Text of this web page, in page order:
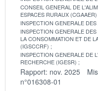
CONSEIL GENERAL DE
ESPACES RURAUX (CGAAER)
INSPECTION GENERALE
INSPECTION GENERALE
LA CONSOMMATION ET DE
(IGSCCRF)
INSPECTION GENERALE DE
RECHERCHE (IGESR)
Rapport: nov. 2025
n°016308-01